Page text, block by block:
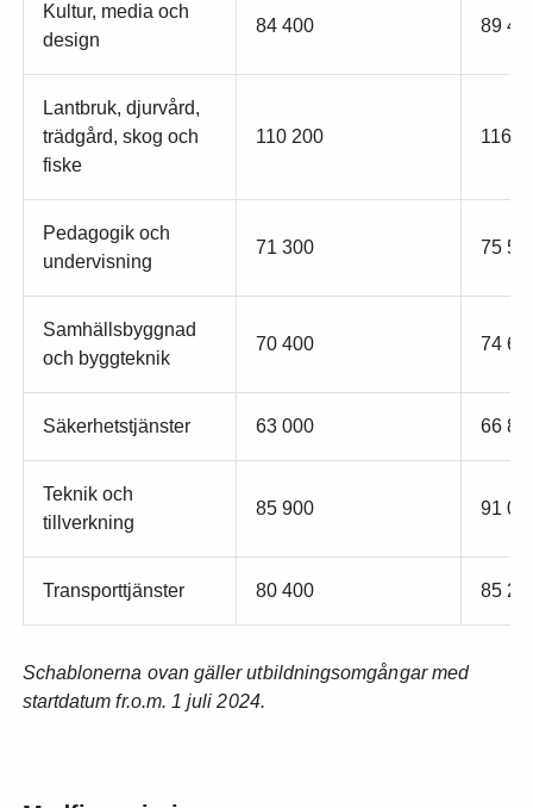
Kultur, media och
design
84 400 89
Lantbruk, djurvård,
trädgård, skog och
fiske
110 200 116
Pedagogik och
undervisning
71 300 75
Samhällsbyggnad
och byggteknik
70 400 74
Säkerhetstjänster 63 000 66
Teknik och
tillverkning
85 900 91
Transporttjänster 80 400 85
Schablonerna ovan gällerutbildningsomgångar med
startdatum fr.o.m. 1 juli 2024.